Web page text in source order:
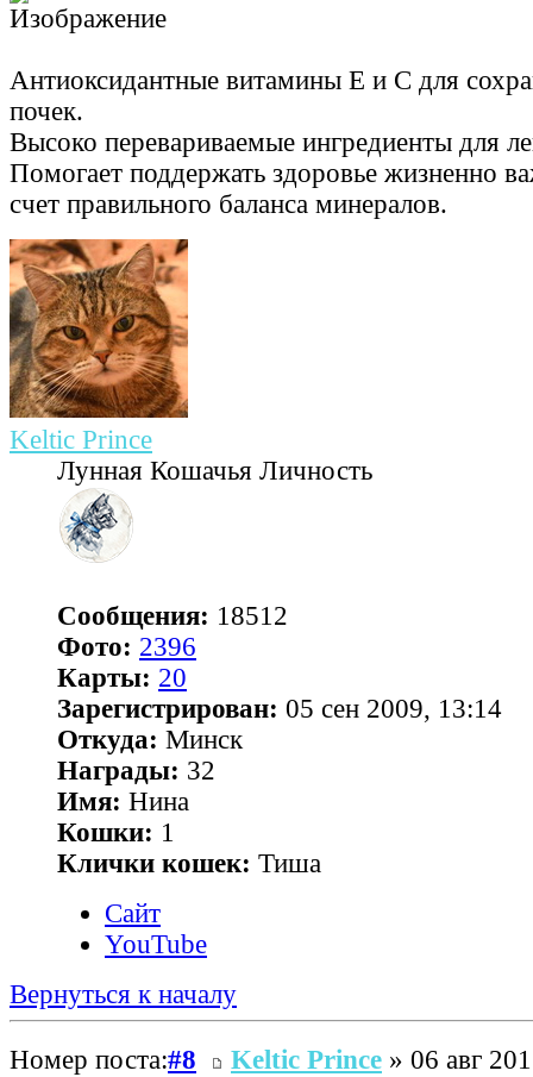
Антиоксидантные витамины Е и С для
почек.
Высоко перевариваемые ингредиенты для
Помогает поддержать здоровье жизненно
счет правильного баланса минералов.
Keltic Prince
Лунная Кошачья Личность
Сообщения: 18512
Фото: 2396
Карты: 20
Зарегистрирован: 05 сен 2009, 13:14
Откуда: Минск
Награды: 32
Имя: Нина
Кошки: 1
Клички кошек: Тиша
Сайт
YouTube
Вернуться к началу
Номер поста:#8 Keltic Prince » 06 авг